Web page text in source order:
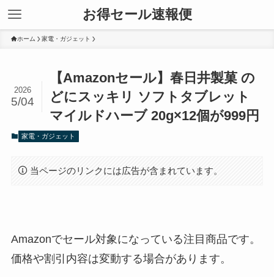
お得セール速報便
ホーム 家電・ガジェット
【Amazonセール】春日井製菓 の
どにスッキリ ソフトタブレット
マイルドハーブ 20g×12個が999円
2026
5/04
家電・ガジェット
当ページのリンクには広告が含まれています。
Amazonでセール対象になっている注目商品です。
価格や割引内容は変動する場合があります。